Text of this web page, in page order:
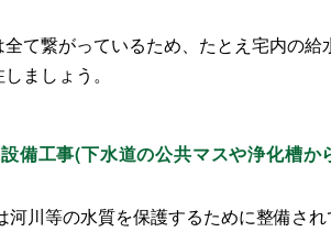
て繋がっているため、たとえ宅内の
ましょう。
備工事(下水道の公共マスや浄化槽か
河川等の水質を保護するために整備さ